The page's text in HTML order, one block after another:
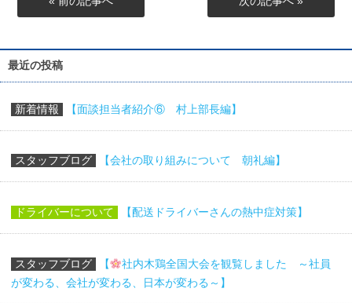
最近の投稿
新着情報 【面談担当者紹介⑥ 村上部長編】
スタッフブログ 【会社の取り組みについて 朝礼編】
ドライバーについて 【配送ドライバーさんの熱中症対策】
スタッフブログ 【
社内木鶏全国大会を観覧しました ～社員
が変わる、会社が変わる、日本が変わる～】